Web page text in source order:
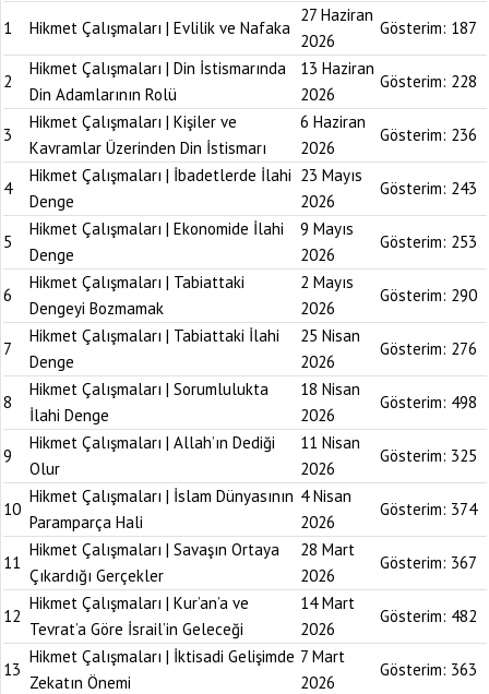
1 Hikmet Çalışmaları | Evlilik ve Nafaka
27 Haziran
2026
Gösterim: 187
2
Hikmet Çalışmaları | Din İstismarında
Din Adamlarının Rolü
13 Haziran
2026
Gösterim: 228
3
Hikmet Çalışmaları | Kişiler ve
Kavramlar Üzerinden Din İstismarı
6 Haziran
2026
Gösterim: 236
4
Hikmet Çalışmaları | İbadetlerde İlahi
Denge
23 Mayıs
2026
Gösterim: 243
5
Hikmet Çalışmaları | Ekonomide İlahi
Denge
9 Mayıs
2026
Gösterim: 253
6
Hikmet Çalışmaları | Tabiattaki
Dengeyi Bozmamak
2 Mayıs
2026
Gösterim: 290
7
Hikmet Çalışmaları | Tabiattaki İlahi
Denge
25 Nisan
2026
Gösterim: 276
8
Hikmet Çalışmaları | Sorumlulukta
İlahi Denge
18 Nisan
2026
Gösterim: 498
9
Hikmet Çalışmaları | Allah’ın Dediği
Olur
11 Nisan
2026
Gösterim: 325
10
Hikmet Çalışmaları | İslam Dünyasının
Paramparça Hali
4 Nisan
2026
Gösterim: 374
11
Hikmet Çalışmaları | Savaşın Ortaya
Çıkardığı Gerçekler
28 Mart
2026
Gösterim: 367
12
Hikmet Çalışmaları | Kur’an’a ve
Tevrat’a Göre İsrail’in Geleceği
14 Mart
2026
Gösterim: 482
13
Hikmet Çalışmaları | İktisadi Gelişimde
Zekatın Önemi
7 Mart
2026
Gösterim: 363